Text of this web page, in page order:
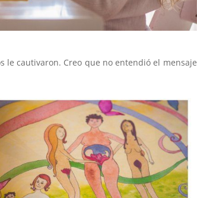
le cautivaron. Creo que no entendió el mensaje